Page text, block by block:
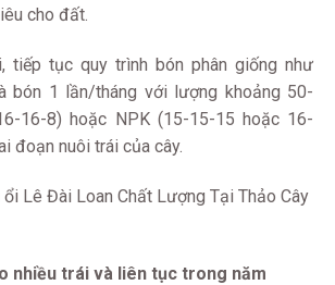
cho đất.
tiếp tục quy trình bón phân giống như
bón 1 lần/tháng với lượng khoảng 50-
16-8) hoặc NPK (15-15-15 hoặc 16-
đoạn nuôi trái của cây.
nhiều trái và liên tục trong năm